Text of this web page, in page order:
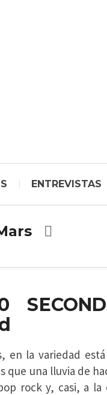
ENTREVISTAS
en la variedad
que una lluvia de
rock y, casi, a la